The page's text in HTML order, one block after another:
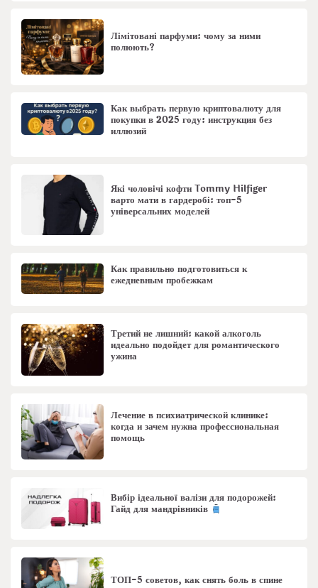
Лімітовані парфуми: чому за ними
полюють?
Как выбрать первую криптовалюту для
покупки в 2025 году: инструкция без
иллюзий
Які чоловічі кофти Tommy Hilfiger
варто мати в гардеробі: топ-5
універсальних моделей
Как правильно подготовиться к
ежедневным пробежкам
Третий не лишний: какой алкоголь
идеально подойдет для романтического
ужина
Лечение в психиатрической клинике:
когда и зачем нужна профессиональная
помощь
Вибір ідеальної валізи для подорожей:
Гайд для мандрівників
ТОП-5 советов, как снять боль в спине